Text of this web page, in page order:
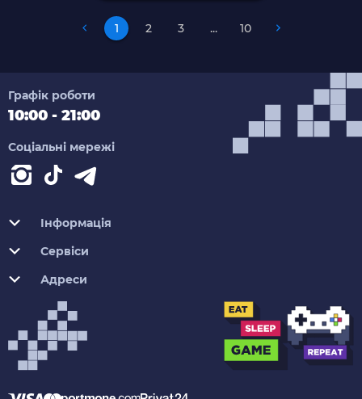
1 2 3 ... 10
Графік роботи
10:00 - 21:00
Соціальні мережі
Інформація
Сервіси
Адреси